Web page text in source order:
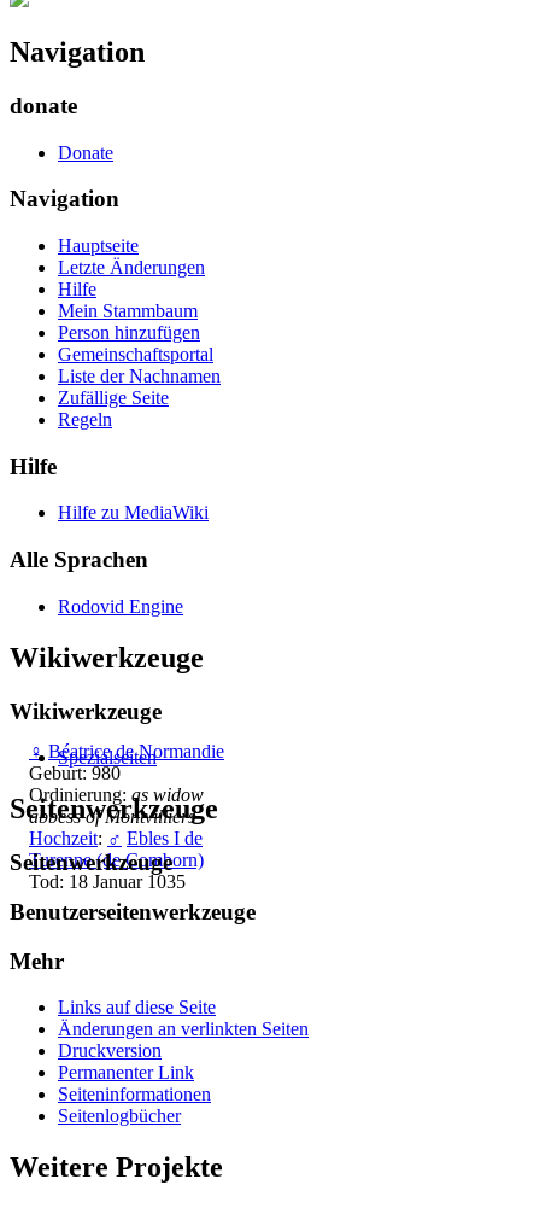
♀ Béatrice de Normandie
Geburt: 980
Ordinierung: as widow
abbess of Montvilliers
Hochzeit: ♂ Ebles I de
Turenne (de Comborn)
Tod: 18 Januar 1035
Navigation
donate
Donate
Navigation
Hauptseite
Letzte Änderungen
Hilfe
Mein Stammbaum
Person hinzufügen
Gemeinschafts­portal
Liste der Nachnamen
Zufällige Seite
Regeln
Hilfe
Hilfe zu MediaWiki
Alle Sprachen
Rodovid Engine
Wikiwerkzeuge
Wikiwerkzeuge
Spezialseiten
Seitenwerkzeuge
Seitenwerkzeuge
Benutzerseitenwerkzeuge
Mehr
Links auf diese Seite
Änderungen an verlinkten Seiten
Druckversion
Permanenter Link
Seiten­­informationen
Seitenlogbücher
Weitere Projekte